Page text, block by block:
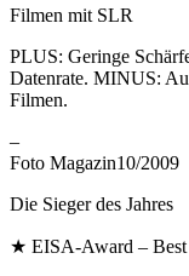
Filmen mit SLR
PLUS: Geringe
Datenrate. MINUS:
Filmen.
–
Foto Magazin10/2009
Die Sieger des Jahres
★ EISA-Award –